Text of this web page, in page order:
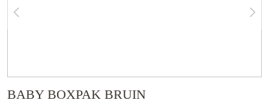
BABY BOXPAK BRUIN